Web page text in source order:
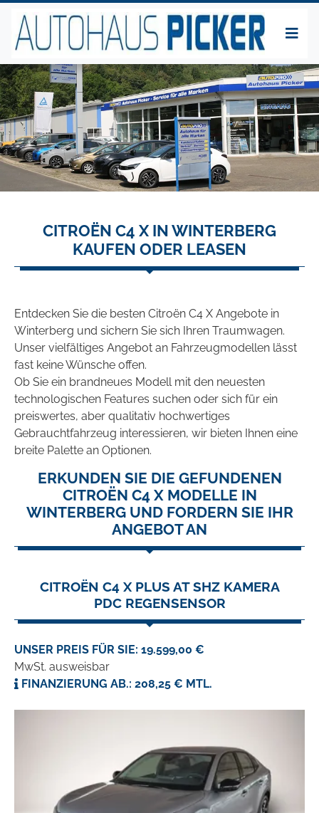
CITROËN C4 X IN WINTERBERG
KAUFEN ODER LEASEN
Entdecken Sie die besten Citroën C4 X Angebote in
Winterberg und sichern Sie sich Ihren Traumwagen.
Unser vielfältiges Angebot an Fahrzeugmodellen lässt
fast keine Wünsche offen.
Ob Sie ein brandneues Modell mit den neuesten
technologischen Features suchen oder sich für ein
preiswertes, aber qualitativ hochwertiges
Gebrauchtfahrzeug interessieren, wir bieten Ihnen eine
breite Palette an Optionen.
ERKUNDEN SIE DIE GEFUNDENEN
CITROËN C4 X MODELLE IN
WINTERBERG UND FORDERN SIE IHR
ANGEBOT AN
CITROËN C4 X PLUS AT SHZ KAMERA
PDC REGENSENSOR
UNSER PREIS FÜR SIE: 19.599,00 €
MwSt. ausweisbar
FINANZIERUNG AB.: 208,25 € MTL.